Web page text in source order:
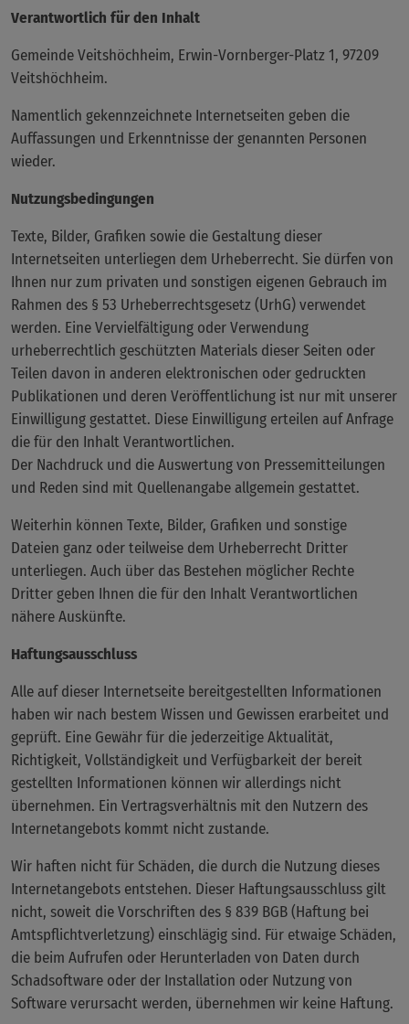
Verantwortlich für den Inhalt
Gemeinde Veitshöchheim, Erwin-Vornberger-Platz 1, 97209
Veitshöchheim.
Namentlich gekennzeichnete Internetseiten geben die
Auffassungen und Erkenntnisse der genannten Personen
wieder.
Nutzungsbedingungen
Texte, Bilder, Grafiken sowie die Gestaltung dieser
Internetseiten unterliegen dem Urheberrecht. Sie dürfen von
Ihnen nur zum privaten und sonstigen eigenen Gebrauch im
Rahmen des § 53 Urheberrechtsgesetz (UrhG) verwendet
werden. Eine Vervielfältigung oder Verwendung
urheberrechtlich geschützten Materials dieser Seiten oder
Teilen davon in anderen elektronischen oder gedruckten
Publikationen und deren Veröffentlichung ist nur mit unserer
Einwilligung gestattet. Diese Einwilligung erteilen auf Anfrage
die für den Inhalt Verantwortlichen.
Der Nachdruck und die Auswertung von Pressemitteilungen
und Reden sind mit Quellenangabe allgemein gestattet.
Weiterhin können Texte, Bilder, Grafiken und sonstige
Dateien ganz oder teilweise dem Urheberrecht Dritter
unterliegen. Auch über das Bestehen möglicher Rechte
Dritter geben Ihnen die für den Inhalt Verantwortlichen
nähere Auskünfte.
Haftungsausschluss
Alle auf dieser Internetseite bereitgestellten Informationen
haben wir nach bestem Wissen und Gewissen erarbeitet und
geprüft. Eine Gewähr für die jederzeitige Aktualität,
Richtigkeit, Vollständigkeit und Verfügbarkeit der bereit
gestellten Informationen können wir allerdings nicht
übernehmen. Ein Vertragsverhältnis mit den Nutzern des
Internetangebots kommt nicht zustande.
Wir haften nicht für Schäden, die durch die Nutzung dieses
Internetangebots entstehen. Dieser Haftungsausschluss gilt
nicht, soweit die Vorschriften des § 839 BGB (Haftung bei
Amtspflichtverletzung) einschlägig sind. Für etwaige Schäden,
die beim Aufrufen oder Herunterladen von Daten durch
Schadsoftware oder der Installation oder Nutzung von
Software verursacht werden, übernehmen wir keine Haftung.